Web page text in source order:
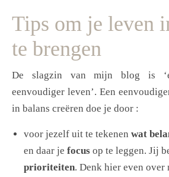
Tips om je leven
te brengen
De slagzin van mijn blog is
eenvoudiger leven’. Een
in balans creëren doe je door :
voor jezelf uit te tekenen wat
en daar je focus op te leggen. Jij
prioriteiten. Denk hier even over